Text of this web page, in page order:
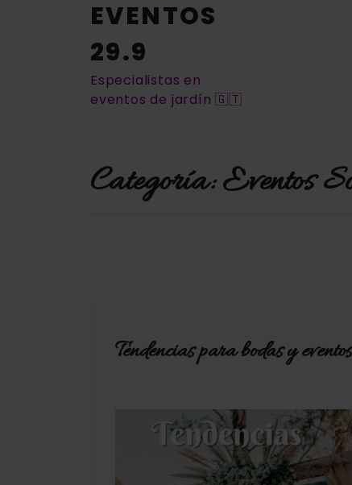
EVENTOS
29.9
Especialistas en
eventos de jardín 🇬🇹
Categoría:Eventos
Tendencias para bodas y